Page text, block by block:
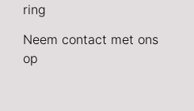
ring
Neem contact met ons
op